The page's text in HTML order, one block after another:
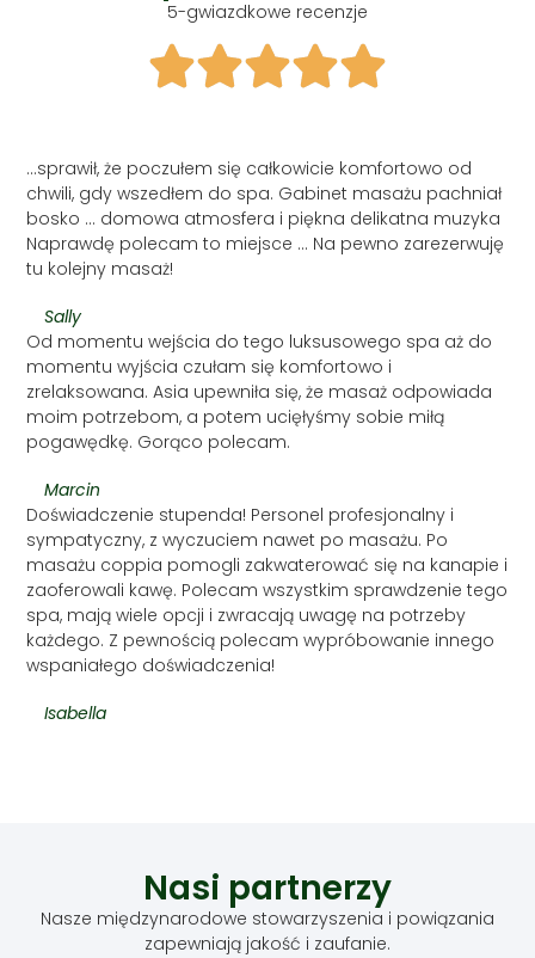
5-gwiazdkowe recenzje
...sprawił, że poczułem się całkowicie komfortowo od
chwili, gdy wszedłem do spa. Gabinet masażu pachniał
bosko ... domowa atmosfera i piękna delikatna muzyka
Naprawdę polecam to miejsce ... Na pewno zarezerwuję
tu kolejny masaż!
Sally
Od momentu wejścia do tego luksusowego spa aż do
momentu wyjścia czułam się komfortowo i
zrelaksowana. Asia upewniła się, że masaż odpowiada
moim potrzebom, a potem ucięłyśmy sobie miłą
pogawędkę. Gorąco polecam.
Marcin
Doświadczenie stupenda! Personel profesjonalny i
sympatyczny, z wyczuciem nawet po masażu. Po
masażu coppia pomogli zakwaterować się na kanapie i
zaoferowali kawę. Polecam wszystkim sprawdzenie tego
spa, mają wiele opcji i zwracają uwagę na potrzeby
każdego. Z pewnością polecam wypróbowanie innego
wspaniałego doświadczenia!
Isabella
Nasi partnerzy
Nasze międzynarodowe stowarzyszenia i powiązania
zapewniają jakość i zaufanie.